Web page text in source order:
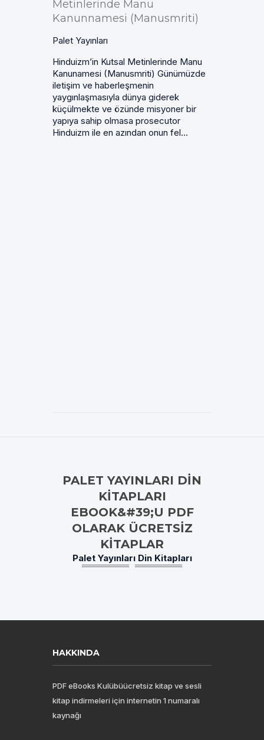
Metinlerinde Manu
Kanunnamesi (Manusmriti)
Palet Yayınları
Hinduizm’in Kutsal Metinlerinde Manu
Kanunamesi (Manusmriti) Günümüzde
iletişim ve haberleşmenin
yaygınlaşmasıyla dünya giderek
küçülmekte ve özünde misyoner bir
yapıya sahip olmasa prosecutor
Hinduizm ile en azından onun fel...
PALET YAYINLARI DIN
KITAPLARI
EBOOK&#39;U PDF
OLARAK ÜCRETSIZ
KITAPLAR
Palet Yayınları Din Kitapları
HAKKINDA
PDF eBooks Kulübüücretsiz kitap ve sesli
kitap indirmeleri için internetin 1 numaralı
kaynağı